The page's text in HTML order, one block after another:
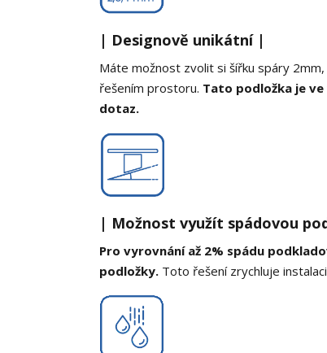
| Designově unikátní |
Máte možnost zvolit si šířku spáry
řešením prostoru. Tato podložka je
dotaz.
| Možnost využít spádovou
Pro vyrovnání až 2% spádu
podložky. Toto řešení zrychluje